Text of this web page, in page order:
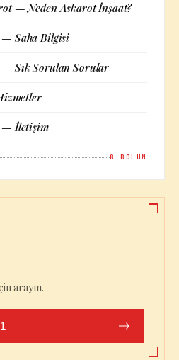
— Neden Askarot İnşaat?
Saha Bilgisi
Sık Sorulan Sorular
— İletişim
8 BÖLÜM
arayın.